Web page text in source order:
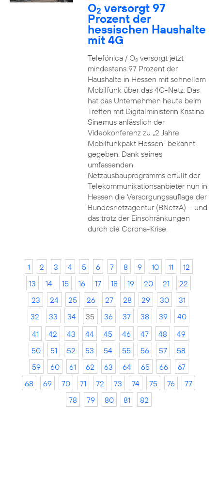
O2 versorgt 97
Prozent der
hessischen Haushalte
mit 4G
Telefónica / O2versorgt jetzt
mindestens 97 Prozent der
Haushalte in Hessen mit schnellem
Mobilfunk über das 4G-Netz. Das
hat das Unternehmen heute beim
Treffen mit Digitalministerin Kristina
Sinemus anlässlich der
Videokonferenz zu „2 Jahre
Mobilfunkpakt Hessen“ bekannt
gegeben. Dank seines
umfassenden
Netzausbauprogramms erfüllt der
Telekommunikationsanbieter nun in
Hessen die Versorgungsauflage der
Bundesnetzagentur (BNetzA) – und
das trotz der Einschränkungen
durch die Corona-Krise.
1 2 3 4 5 6 7 8 9 10 11
12
13
14 15 16 17 18 19 20 21
22
23
24 25 26 27 28 29 30
31
32
33 34 35 36 37 38 39
40
41
42 43 44 45 46 47 48
49
50
51 52 53 54 55 56 57
58
59
60 61 62 63 64 65 66
67
68
69 70 71 72 73 74 75 76
77
78
79 80 81 82